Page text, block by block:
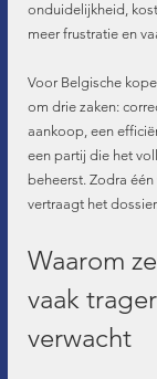
onduidelijkheid,
meer frustratie en
Voor Belgische
om drie zaken:
aankoop, een
een partij die het
beheerst. Zodra
vertraagt het
Waarom
vaak
verwacht